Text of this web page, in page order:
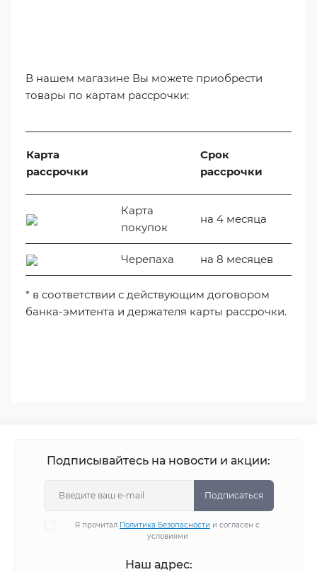
В нашем магазине Вы можете приобрести
товары по картам рассрочки:
Карта
рассрочки
Срок
рассрочки
Карта
покупок
на 4 месяца
Черепаха на 8 месяцев
* в соответствии с действующим договором
банка-эмитента и держателя карты рассрочки.
Подписывайтесь на новости и акции:
Подписаться
Я прочитал Политика Безопасности и согласен с
условиями
Наш адрес: